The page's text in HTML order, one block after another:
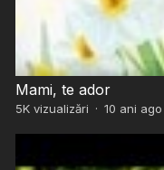
Mami, te ador
5Kvizualizări · 10 ani ago